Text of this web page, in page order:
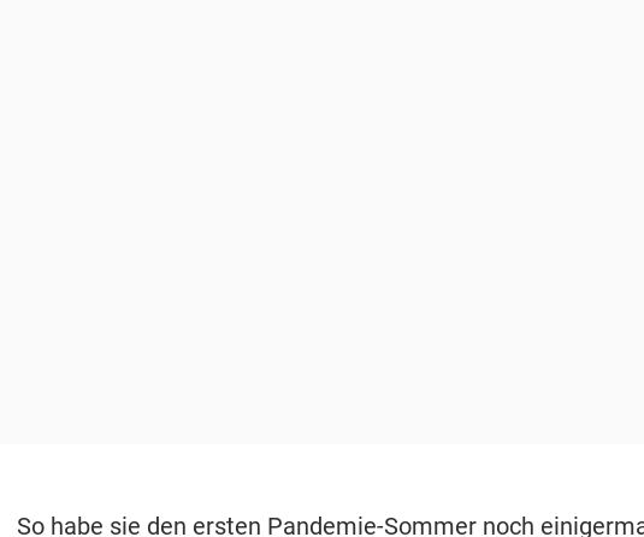
So habe sie den ersten Pandemie-Sommer noch